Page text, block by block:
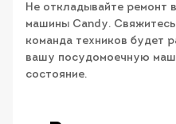
Не откладывайте ремонт
машины Candy.
команда техников будет
вашу посудомоечную
состояние.